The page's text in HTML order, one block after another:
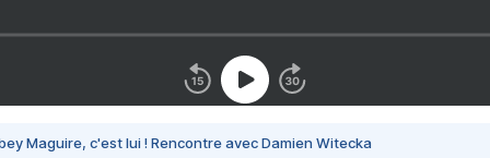
Maguire, c'est lui ! Rencontre avec Damien Witecka